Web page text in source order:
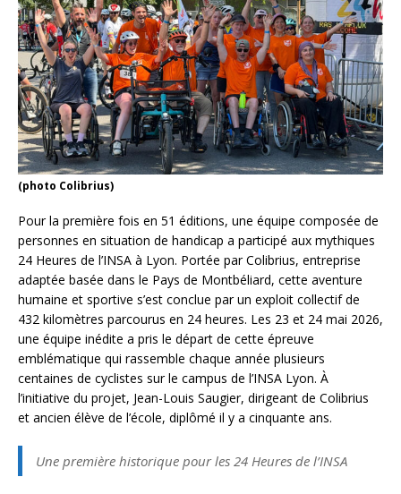
(photo Colibrius)
Pour la première fois en 51 éditions, une équipe composée de
personnes en situation de handicap a participé aux mythiques
24 Heures de l’INSA à Lyon. Portée par Colibrius, entreprise
adaptée basée dans le Pays de Montbéliard, cette aventure
humaine et sportive s’est conclue par un exploit collectif de
432 kilomètres parcourus en 24 heures. Les 23 et 24 mai 2026,
une équipe inédite a pris le départ de cette épreuve
emblématique qui rassemble chaque année plusieurs
centaines de cyclistes sur le campus de l’INSA Lyon. À
l’initiative du projet, Jean-Louis Saugier, dirigeant de Colibrius
et ancien élève de l’école, diplômé il y a cinquante ans.
Une première historique pour les 24 Heures de l’INSA